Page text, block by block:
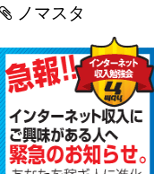
ノマスタ